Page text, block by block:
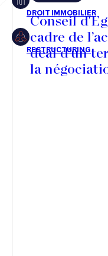
Article
Conseil
cadre de
deal d’un
la